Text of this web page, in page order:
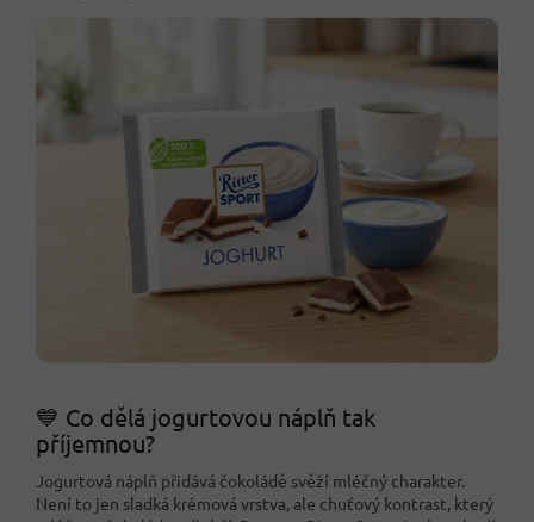
💙 Co dělá jogurtovou náplň tak
příjemnou?
Jogurtová náplň přidává čokoládě svěží mléčný charakter.
Není to jen sladká krémová vrstva, ale chuťový kontrast, který